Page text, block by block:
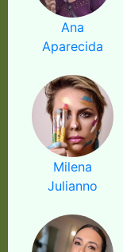
Ana
Aparecida
Milena
Julianno